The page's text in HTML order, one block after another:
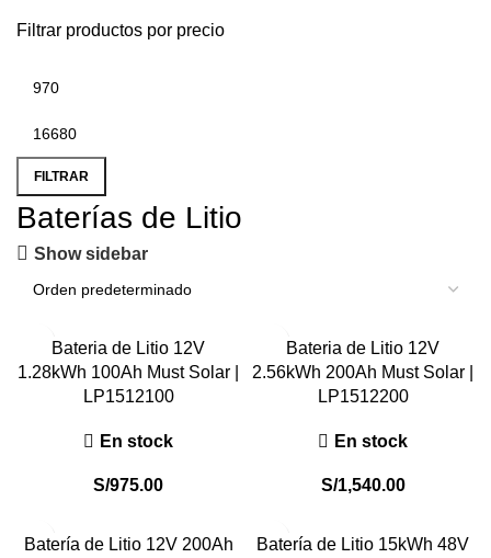
Filtrar productos por precio
FILTRAR
Baterías de Litio
Show sidebar
Bateria de Litio 12V
1.28kWh 100Ah Must Solar |
LP1512100
En stock
S/975.00
Bateria de Litio 12V
2.56kWh 200Ah Must Solar |
LP1512200
En stock
S/1,540.00
Batería de Litio 12V 200Ah
Batería de Litio 15kWh 48V